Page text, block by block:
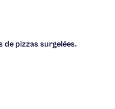
de pizzas surgelées.